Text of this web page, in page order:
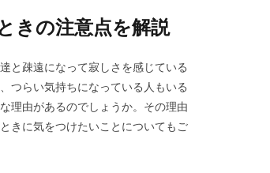
きの注意点を解説
と疎遠になって寂しさを感じている
つらい気持ちになっている人もいる
理由があるのでしょうか。その理由
きに気をつけたいことについてもご